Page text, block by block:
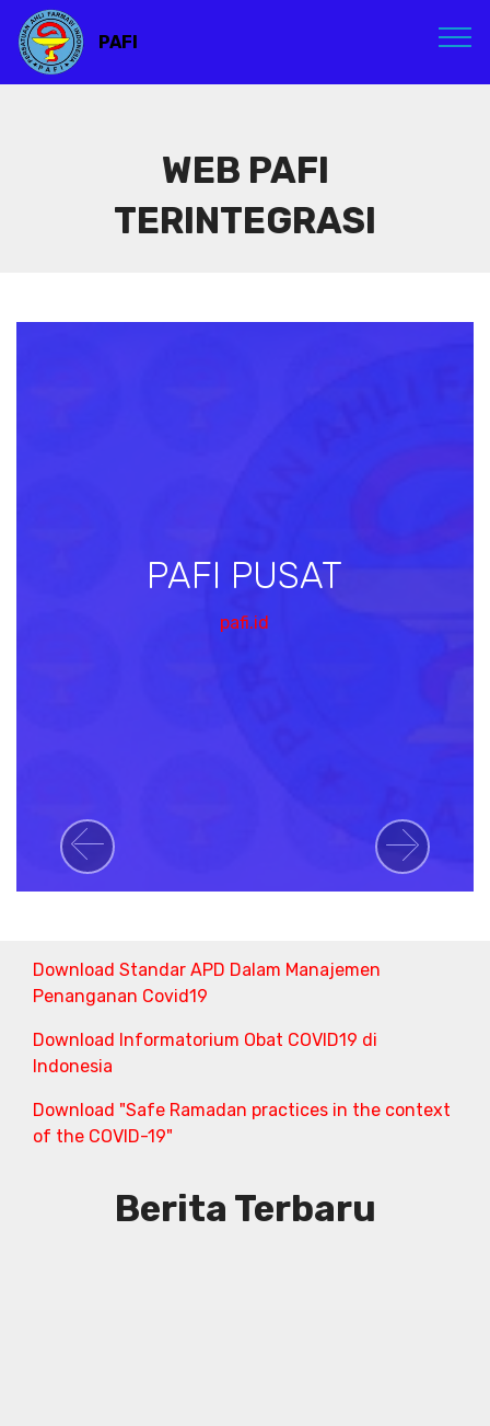
PAFI
WEB PAFI
TERINTEGRASI
PAFI PUSAT
pafi.id
Previous Next
Download Standar APD Dalam Manajemen
Penanganan Covid19
Download Informatorium Obat COVID19 di
Indonesia
Download "Safe Ramadan practices in the context
of the COVID-19"
Berita Terbaru